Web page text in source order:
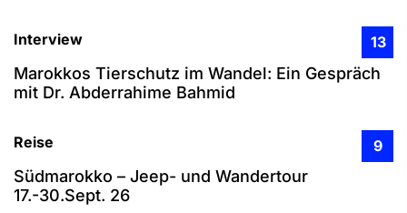
Interview 13
Marokkos Tierschutz im Wandel: Ein Gespräch
mit Dr. Abderrahime Bahmid
Reise 9
Südmarokko – Jeep- und Wandertour
17.-30.Sept. 26